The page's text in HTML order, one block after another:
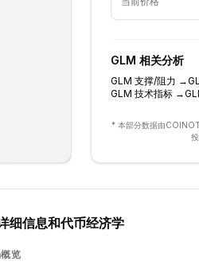
GLM 相关分析
GLM 支撑/阻力 →
GLM 技术指标→
* 本部分数据由
细信息和代币经济学
览